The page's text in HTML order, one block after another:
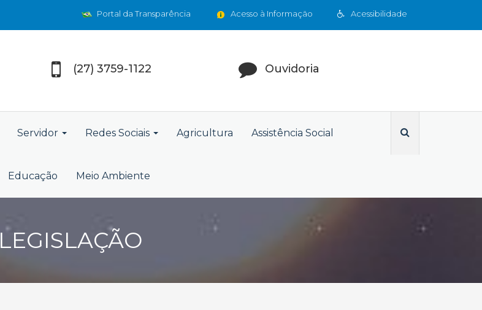
Acessibilidade
Acesso à Informação
Portal da Transparência
(27) 3759-1122 Ouvidoria
Servidor Redes Sociais Agricultura Assistência Social
Educação Meio Ambiente
LEGISLAÇÃO